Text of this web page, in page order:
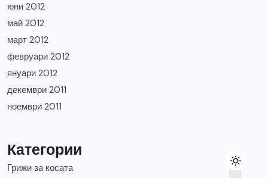
юни 2012
май 2012
март 2012
февруари 2012
януари 2012
декември 2011
ноември 2011
Категории
Грижи за косата